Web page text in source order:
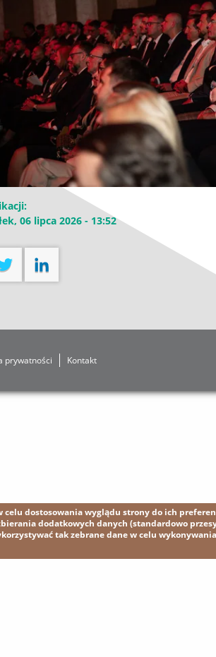
06 lipca 2026 - 13:52
prywatności Kontakt
dostosowania wyglądu strony do ich
dodatkowych danych (standardowo
tak zebrane dane w celu